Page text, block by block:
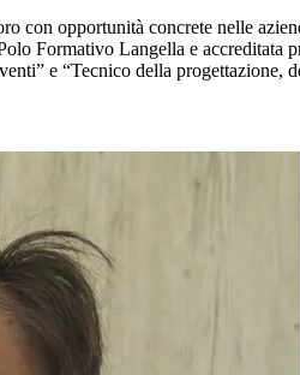
con opportunità concrete nelle
Formativo Langella e accreditata
e “Tecnico della progettazione,